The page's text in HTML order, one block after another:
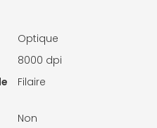
Optique
8000 dpi
Filaire
Non